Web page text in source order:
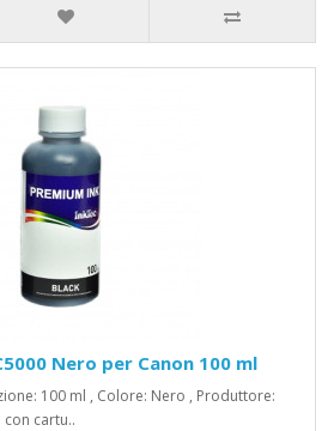
Nero per Canon 100 ml
100 ml , Colore: Nero , Produttore:
cartu..